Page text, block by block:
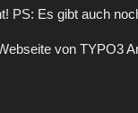
PS: Es gibt auch
von TYPO3